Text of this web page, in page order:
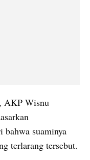
AKP Wisnu
bahwa suaminya
terlarang tersebut.